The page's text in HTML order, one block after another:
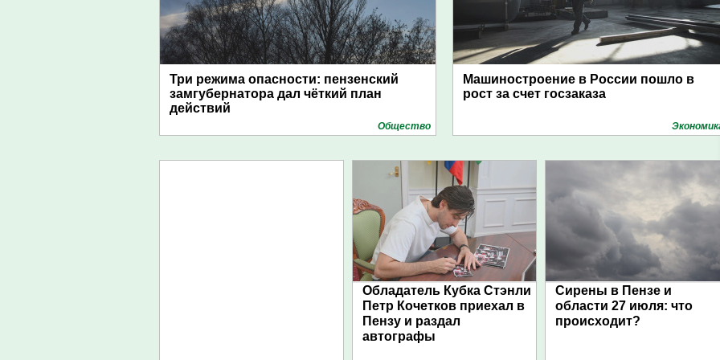
Три режима опасности: пензенский
замгубернатора дал чёткий план
действий
Общество
Машиностроение в России пошло в
рост за счет госзаказа
Обладатель Кубка Стэнли
Петр Кочетков приехал в
Пензу и раздал
автографы
Сирены в Пензе и
области 27 июля: что
происходит?